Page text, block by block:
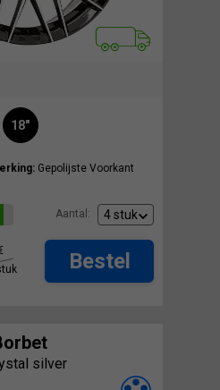
18"
Gepolijste Voorkant
Aantal:
Bestel
silver